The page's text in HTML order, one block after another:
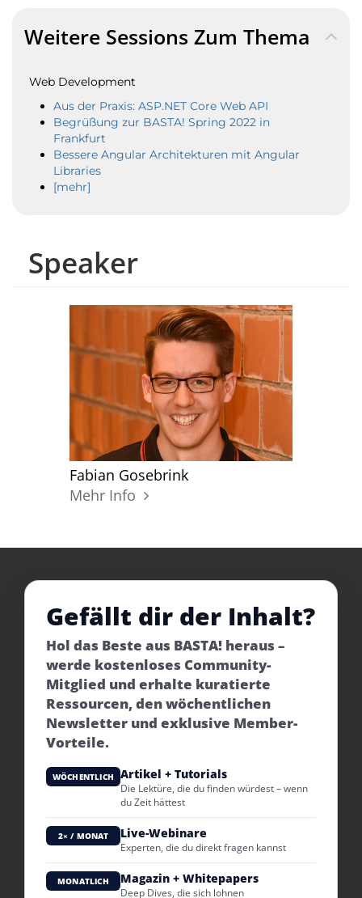
Speaker
Fabian Gosebrink
Mehr Info
Weitere Sessions Zum Thema
Web Development
Aus der Praxis: ASP.NET Core Web API
Begrüßung zur BASTA! Spring 2022 in
Frankfurt
Bessere Angular Architekturen mit Angular
Libraries
[mehr]
Gefällt dir der Inhalt?
Hol das Beste aus BASTA! heraus –
werde kostenloses Community-
Mitglied und erhalte kuratierte
Ressourcen, den wöchentlichen
Newsletter und exklusive Member-
Vorteile.
WÖCHENTLICH Artikel + Tutorials
Die Lektüre, die du finden würdest – wenn
du Zeit hättest
2× / MONAT Live-Webinare
Experten, die du direkt fragen kannst
MONATLICH Magazin + Whitepapers
Deep Dives, die sich lohnen